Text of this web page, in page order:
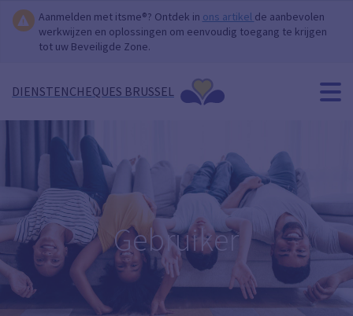
Aanmelden met itsme®? Ontdek in ons artikel de aanbevolen
werkwijzen en oplossingen om eenvoudig toegang te krijgen
tot uw Beveiligde Zone.
DIENSTENCHEQUES BRUSSEL
Gebruiker